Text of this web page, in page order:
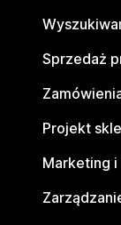
Sprzedaż
Projekt
Marketing